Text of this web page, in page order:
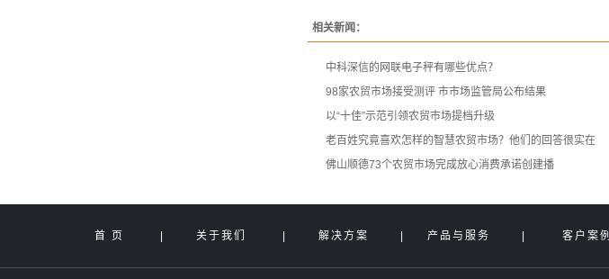
相关新闻：
中科深信的网联电子秤有哪些优点？
98家农贸市场接受测评 市市场监管局公布结果
以“十佳”示范引领农贸市场提档升级
老百姓究竟喜欢怎样的智慧农贸市场？他们的回答很实在
佛山顺德73个农贸市场完成放心消费承诺创建播
首 页 关于我们 解决方案 产品与服务 客户案例